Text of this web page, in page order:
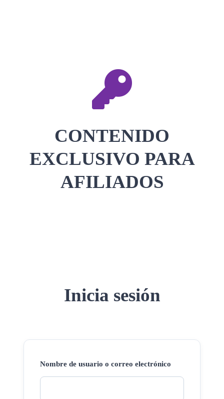
CONTENIDO
EXCLUSIVO PARA
AFILIADOS
Inicia sesión
Nombre de usuario o correo electrónico